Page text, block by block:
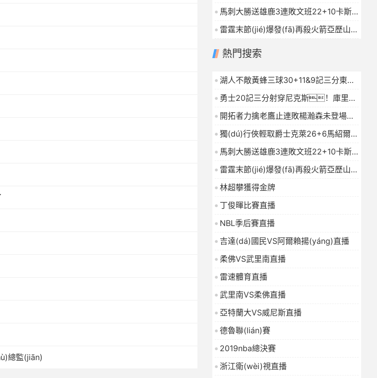
總監(jiān)
22+6+4森薩博27分
2026-01-16
馬刺大勝送雄鹿3連敗文班22+10卡斯?
fàn)?9+10字母哥21+5
2026-01-16
雷霆末節(jié)爆發(fā)再殺火箭亞歷山大
熱門搜索
湖人不敵黃蜂三球30+11&9記三分東契
奇39分詹姆斯29+9+6
2026-01-16
勇士20記三分射穿尼克斯！庫里
27+7巴特勒32+8穆迪三分9中7
開拓者力擒老鷹止連敗楊瀚森未登場夏
普24+9CJ戰(zhàn)舊主20分
獨(dú)行俠輕取爵士克萊26+6馬紹爾
22+6+4森薩博27分
2026-01-16
馬刺大勝送雄鹿3連敗文班22+10卡斯?
fàn)?9+10字母哥21+5
2026-01-16
雷霆末節(jié)爆發(fā)再殺火箭亞歷山大
連續(xù)112場20+杜蘭特23中7
林超攀獲得金牌
丁俊暉比賽直播
NBL季后賽直播
吉達(dá)國民VS阿爾賴揚(yáng)直播
柔佛VS武里南直播
雷速體育直播
武里南VS柔佛直播
亞特蘭大VS威尼斯直播
德魯聯(lián)賽
2019nba總決賽
浙江衛(wèi)視直播